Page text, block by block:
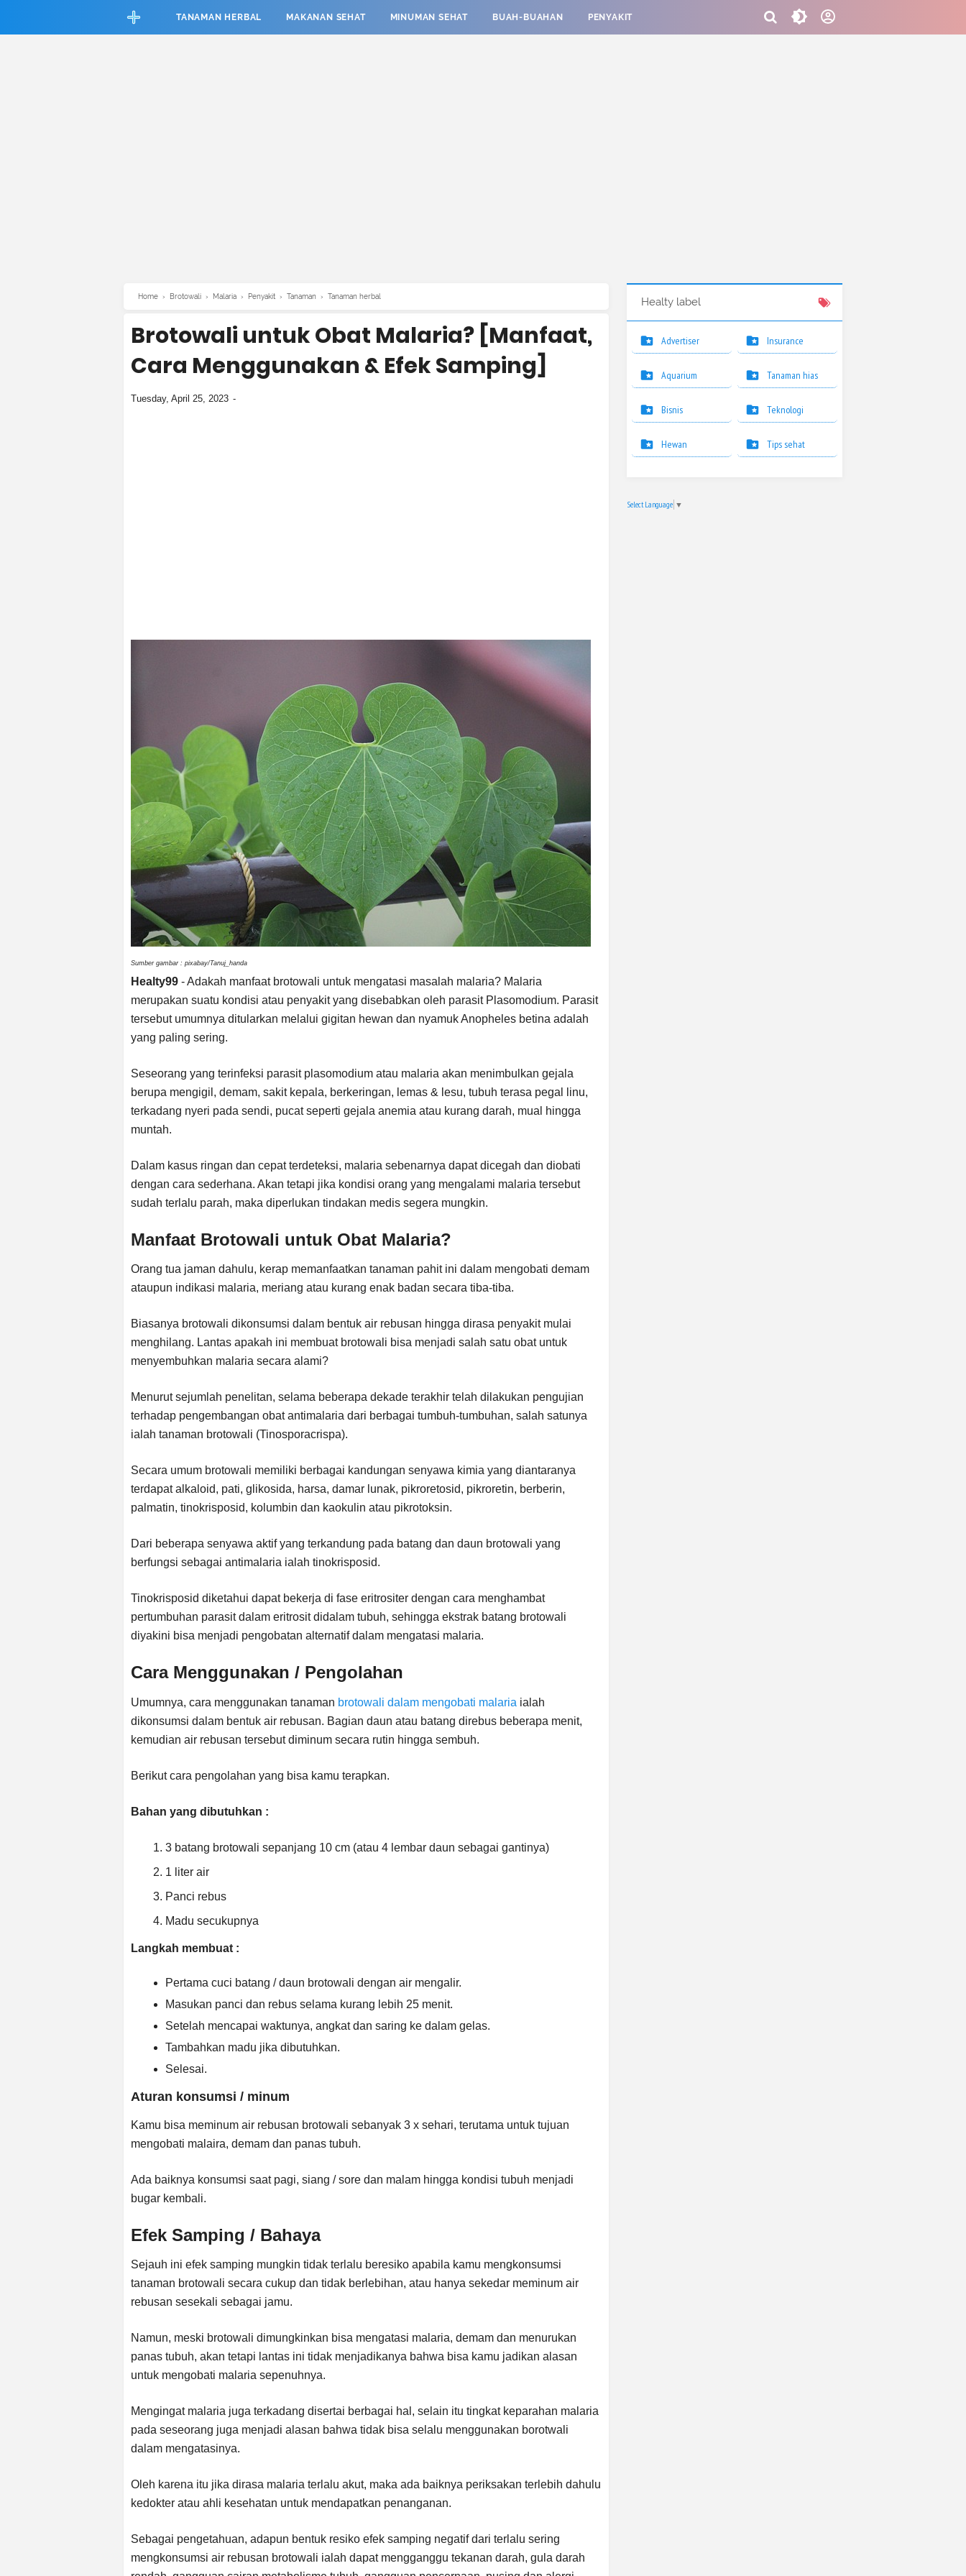
TANAMAN HERBAL
MAKANAN SEHAT MINUMAN SEHAT BUAH-BUAHAN PENYAKIT
Home › Brotowali › Malaria › Penyakit › Tanaman › Tanaman herbal
Brotowali untuk Obat Malaria? [Manfaat,
Cara Menggunakan & Efek Samping]
Tuesday, April 25, 2023
Sumber gambar : pixabay/Tanuj_handa
Healty99 - Adakah manfaat brotowali untuk mengatasi masalah malaria? Malaria
merupakan suatu kondisi atau penyakit yang disebabkan oleh parasit Plasomodium. Parasit
tersebut umumnya ditularkan melalui gigitan hewan dan nyamuk Anopheles betina adalah
yang paling sering.
Seseorang yang terinfeksi parasit plasomodium atau malaria akan menimbulkan gejala
berupa mengigil, demam, sakit kepala, berkeringan, lemas & lesu, tubuh terasa pegal linu,
terkadang nyeri pada sendi, pucat seperti gejala anemia atau kurang darah, mual hingga
muntah.
Dalam kasus ringan dan cepat terdeteksi, malaria sebenarnya dapat dicegah dan diobati
dengan cara sederhana. Akan tetapi jika kondisi orang yang mengalami malaria tersebut
sudah terlalu parah, maka diperlukan tindakan medis segera mungkin.
Manfaat Brotowali untuk Obat Malaria?
Orang tua jaman dahulu, kerap memanfaatkan tanaman pahit ini dalam mengobati demam
ataupun indikasi malaria, meriang atau kurang enak badan secara tiba-tiba.
Biasanya brotowali dikonsumsi dalam bentuk air rebusan hingga dirasa penyakit mulai
menghilang. Lantas apakah ini membuat brotowali bisa menjadi salah satu obat untuk
menyembuhkan malaria secara alami?
Menurut sejumlah penelitan, selama beberapa dekade terakhir telah dilakukan pengujian
terhadap pengembangan obat antimalaria dari berbagai tumbuh-tumbuhan, salah satunya
ialah tanaman brotowali (Tinosporacrispa).
Secara umum brotowali memiliki berbagai kandungan senyawa kimia yang diantaranya
terdapat alkaloid, pati, glikosida, harsa, damar lunak, pikroretosid, pikroretin, berberin,
palmatin, tinokrisposid, kolumbin dan kaokulin atau pikrotoksin.
Dari beberapa senyawa aktif yang terkandung pada batang dan daun brotowali yang
berfungsi sebagai antimalaria ialah tinokrisposid.
Tinokrisposid diketahui dapat bekerja di fase eritrositer dengan cara menghambat
pertumbuhan parasit dalam eritrosit didalam tubuh, sehingga ekstrak batang brotowali
diyakini bisa menjadi pengobatan alternatif dalam mengatasi malaria.
Cara Menggunakan / Pengolahan
Umumnya, cara menggunakan tanaman brotowali dalam mengobati malaria ialah
dikonsumsi dalam bentuk air rebusan. Bagian daun atau batang direbus beberapa menit,
kemudian air rebusan tersebut diminum secara rutin hingga sembuh.
Berikut cara pengolahan yang bisa kamu terapkan.
Bahan yang dibutuhkan :
3 batang brotowali sepanjang 10 cm (atau 4 lembar daun sebagai gantinya)
1 liter air
Panci rebus
Madu secukupnya
Langkah membuat :
Pertama cuci batang / daun brotowali dengan air mengalir.
Masukan panci dan rebus selama kurang lebih 25 menit.
Setelah mencapai waktunya, angkat dan saring ke dalam gelas.
Tambahkan madu jika dibutuhkan.
Selesai.
Aturan konsumsi / minum
Kamu bisa meminum air rebusan brotowali sebanyak 3 x sehari, terutama untuk tujuan
mengobati malaira, demam dan panas tubuh.
Ada baiknya konsumsi saat pagi, siang / sore dan malam hingga kondisi tubuh menjadi
bugar kembali.
Efek Samping / Bahaya
Sejauh ini efek samping mungkin tidak terlalu beresiko apabila kamu mengkonsumsi
tanaman brotowali secara cukup dan tidak berlebihan, atau hanya sekedar meminum air
rebusan sesekali sebagai jamu.
Namun, meski brotowali dimungkinkan bisa mengatasi malaria, demam dan menurukan
panas tubuh, akan tetapi lantas ini tidak menjadikanya bahwa bisa kamu jadikan alasan
untuk mengobati malaria sepenuhnya.
Mengingat malaria juga terkadang disertai berbagai hal, selain itu tingkat keparahan malaria
pada seseorang juga menjadi alasan bahwa tidak bisa selalu menggunakan borotwali
dalam mengatasinya.
Oleh karena itu jika dirasa malaria terlalu akut, maka ada baiknya periksakan terlebih dahulu
kedokter atau ahli kesehatan untuk mendapatkan penanganan.
Sebagai pengetahuan, adapun bentuk resiko efek samping negatif dari terlalu sering
mengkonsumsi air rebusan brotowali ialah dapat mengganggu tekanan darah, gula darah
Healty label
Advertiser
Aquarium
Bisnis
Hewan
Insurance
Tanaman hias
Teknologi
Tips sehat
Select Language ▼